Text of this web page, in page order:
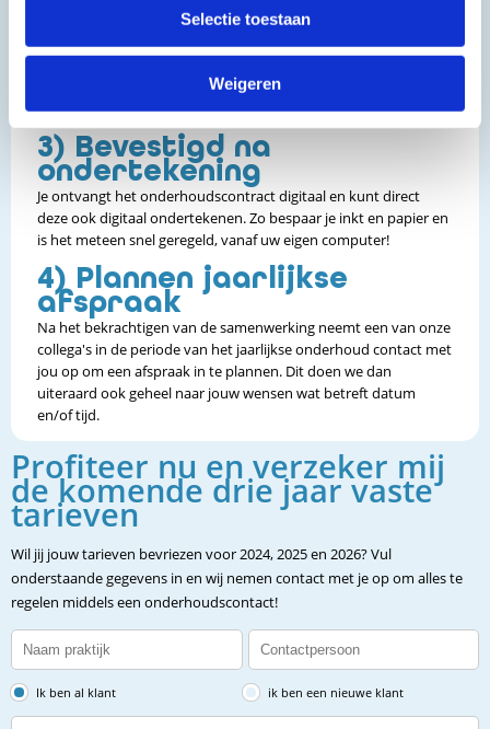
Selectie toestaan
Weigeren
Profiteer nu en verzeker mij
de komende drie jaar vaste
tarieven
Wil jij jouw tarieven bevriezen voor 2024, 2025 en 2026? Vul
onderstaande gegevens in en wij nemen contact met je op om alles te
regelen middels een onderhoudscontact!
Ik ben al klant ik ben een nieuwe klant
2) Ontvang jouw
onderhoudscontract
gieten we de afspraak netjes in een contract welke u digitaal
ontvangt.
3) Bevestigd na
ondertekening
Je ontvangt het onderhoudscontract digitaal en kunt direct
deze ook digitaal ondertekenen. Zo bespaar je inkt en papier en
is het meteen snel geregeld, vanaf uw eigen computer!
4) Plannen jaarlijkse
afspraak
Na het bekrachtigen van de samenwerking neemt een van onze
collega's in de periode van het jaarlijkse onderhoud contact met
jou op om een afspraak in te plannen. Dit doen we dan
uiteraard ook geheel naar jouw wensen wat betreft datum
en/of tijd.